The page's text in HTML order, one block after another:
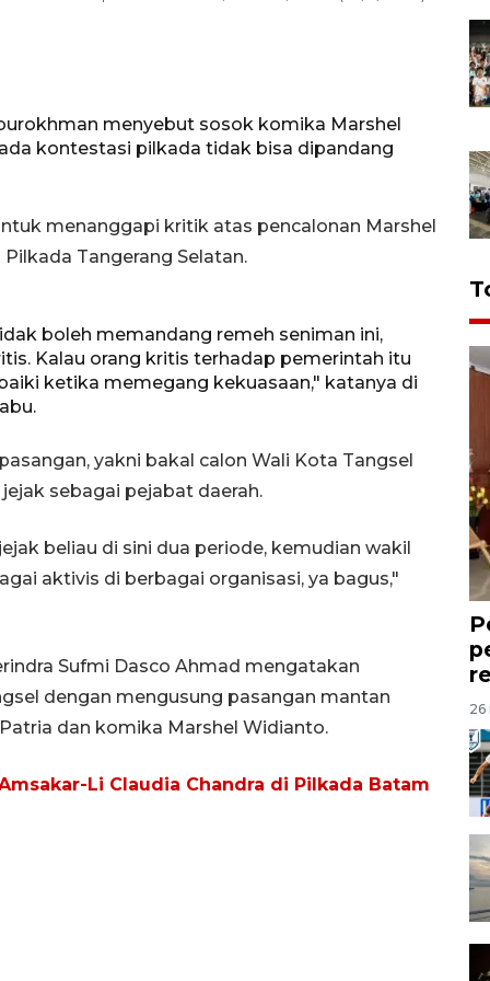
menyebut sosok komika Marshel
kontestasi pilkada tidak bisa dipandang
menanggapi kritik atas pencalonan Marshel
Tangerang Selatan.
boleh memandang remeh seniman ini,
Kalau orang kritis terhadap pemerintah itu
ketika memegang kekuasaan," katanya di
yakni bakal calon Wali Kota Tangsel
sebagai pejabat daerah.
beliau di sini dua periode, kemudian wakil
aktivis di berbagai organisasi, ya bagus,"
Sufmi Dasco Ahmad mengatakan
dengan mengusung pasangan mantan
dan komika Marshel Widianto.
Li Claudia Chandra di Pilkada Batam
26